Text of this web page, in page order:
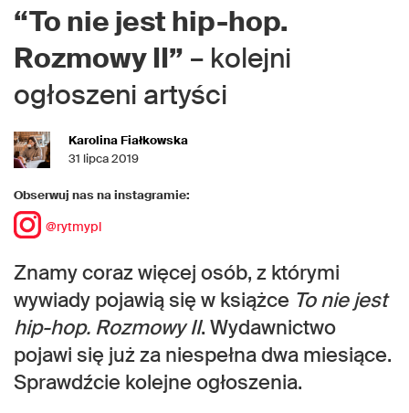
“To nie jest hip-hop.
Rozmowy II” – kolejni
ogłoszeni artyści
Karolina Fiałkowska
31 lipca 2019
Obserwuj nas na instagramie:
@rytmypl
Znamy coraz więcej osób, z którymi
wywiady pojawią się w książce To nie jest
hip-hop. Rozmowy II. Wydawnictwo
pojawi się już za niespełna dwa miesiące.
Sprawdźcie kolejne ogłoszenia.